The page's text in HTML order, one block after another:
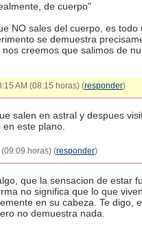
de cuerpo"
NO sales del cuerpo, es todo
se demuestra
creemos que salimos de
AM (08:15 horas) (responder)
salen en astral y despues
este plano.
horas) (responder)
que la sensacion de estar
no significa que lo que
en su cabeza. Te digo,
no demuestra nada.